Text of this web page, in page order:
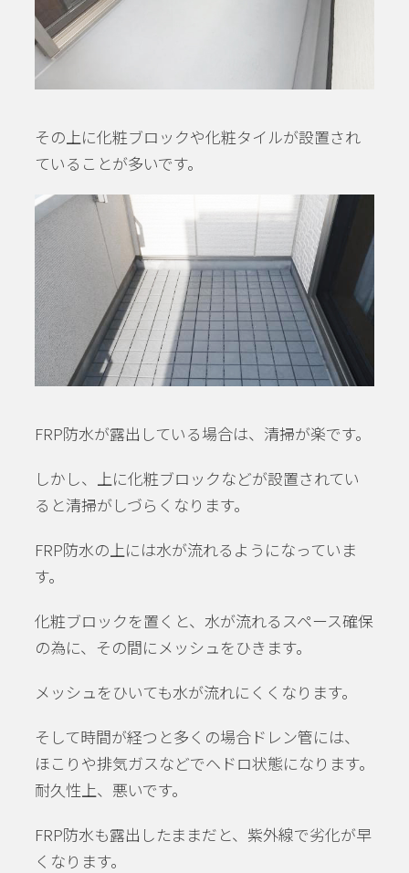
その上に化粧ブロックや化粧タイルが設置され
ていることが多いです。
FRP防水が露出している場合は、清掃が楽です。
しかし、上に化粧ブロックなどが設置されてい
ると清掃がしづらくなります。
FRP防水の上には水が流れるようになっていま
す。
化粧ブロックを置くと、水が流れるスペース確保
の為に、その間にメッシュをひきます。
メッシュをひいても水が流れにくくなります。
そして時間が経つと多くの場合ドレン管には、
ほこりや排気ガスなどでヘドロ状態になります。
耐久性上、悪いです。
FRP防水も露出したままだと、紫外線で劣化が早
くなります。